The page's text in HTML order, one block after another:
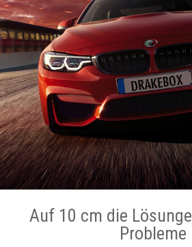
Auf 10 cm die
Probleme